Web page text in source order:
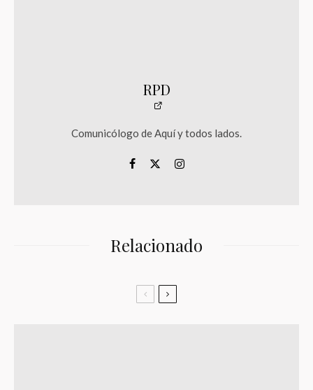
RPD
Comunicólogo de Aquí y todos lados.
Relacionado